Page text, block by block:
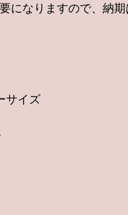
になりますので、納
イズ